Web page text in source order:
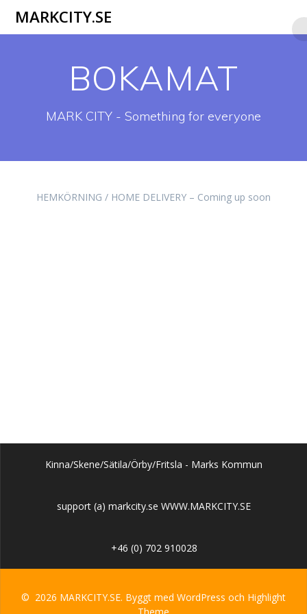
innehåll
MARKCITY.SE
BOKAMAT
MARK CITY - Something for everyone
HEMKÖRNING / HOME DELIVERY – Coming up soon
Kinna/Skene/Sätila/Örby/Fritsla - Marks Kommun
support (a) markcity.se WWW.MARKCITY.SE
+46 (0) 702 910028
© 2026 MARKCITY.SE. Byggt med WordPress och Highlight